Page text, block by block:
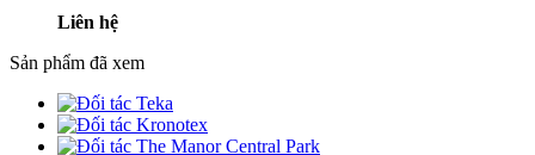
Liên hệ
Sản phẩm đã xem